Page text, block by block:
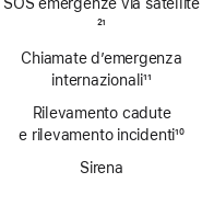
21
Chiamate d’emergenza
internazionali11
Rilevamento cadute
e rilevamento incidenti10
Sirena